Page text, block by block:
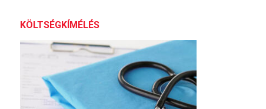
KÖLTSÉGKÍMÉLÉS